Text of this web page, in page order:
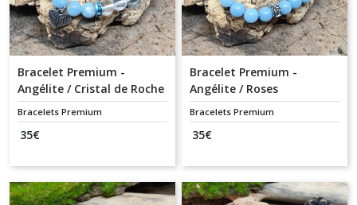
Bracelet Premium -
Angélite / Cristal de Roche
/ Coeur
Bracelets Premium
35€
Bracelet Premium -
Angélite / Roses
Bracelets Premium
35€